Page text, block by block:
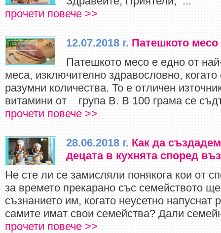
прочети повече >>
12.07.2018 г. Патешкото месо
Патешкото месо е едно от
меса, изключително здравословно,
разумни количества. То е отличен
витамини от група В. В 100 грама се
прочети повече >>
28.06.2018 г. Как да
децата в кухнята според
Не сте ли се замисляли понякога кои от
за времето прекарано със семейството
съзнанието им, когато неусетно напуснат
самите имат свои семейства? Дали
прочети повече >>